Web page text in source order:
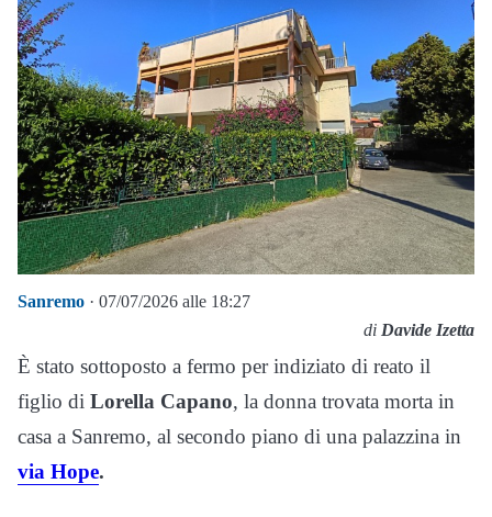
Sanremo · 07/07/2026 alle 18:27
di Davide Izetta
È stato sottoposto a fermo per indiziato di reato il
figlio di Lorella Capano, la donna trovata morta in
casa a Sanremo, al secondo piano di una palazzina in
via Hope.